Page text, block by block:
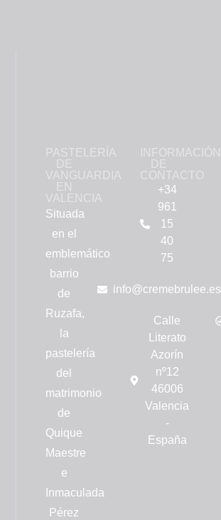
PASTELERÍA
DE
VANGUARDIA
EN
VALENCIA
Situada
en el
emblemático
barrio
de
Ruzafa,
la
pastelería
del
matrimonio
de
Quique
Maestre
e
Inmaculada
Pérez
INFORMACIÓN
DE
CONTACTO
+34
961
15
40
75
info@cremebrulee.es
Calle
Literato
Azorín
nº12
46006
Valencia
-
España